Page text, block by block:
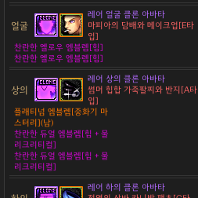
얼굴
레어 얼굴 클론 아바타
마피아의 담배와 메이크업[E타
입]
찬란한 옐로우 엠블렘[힘]
찬란한 옐로우 엠블렘[힘]
상의
레어 상의 클론 아바타
썸머 힙합 가죽팔찌와 반지[A타
입]
플래티넘 엠블렘[중화기 마
스터리](남)
찬란한 듀얼 엠블렘[힘 + 물
리크리티컬]
찬란한 듀얼 엠블렘[힘 + 물
리크리티컬]
레어 하의 클론 아바타